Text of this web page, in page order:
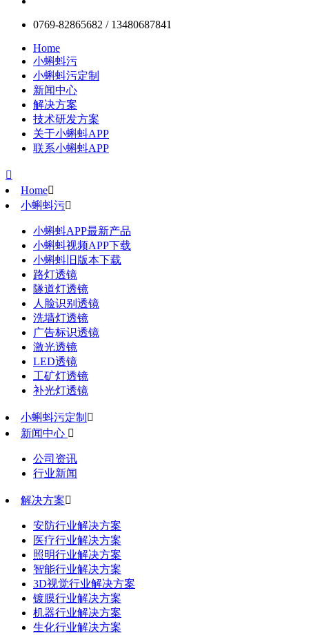
0769-82865682 / 13480687841
Home
小蝌蚪污
小蝌蚪污定制
新闻中心
解决方案
技术研发方案
关于小蝌蚪APP
联系小蝌蚪APP

Home
小蝌蚪污
小蝌蚪APP最新产品
小蝌蚪视频APP下载
小蝌蚪旧版本下载
路灯透镜
隧道灯透镜
人脸识别透镜
洗墙灯透镜
广告标识透镜
激光透镜
LED透镜
工矿灯透镜
补光灯透镜
小蝌蚪污定制 
新闻中心 
公司资讯
行业新闻
解决方案
安防行业解决方案
医疗行业解决方案
照明行业解决方案
智能行业解决方案
3D视觉行业解决方案
镀膜行业解决方案
机器行业解决方案
生化行业解决方案